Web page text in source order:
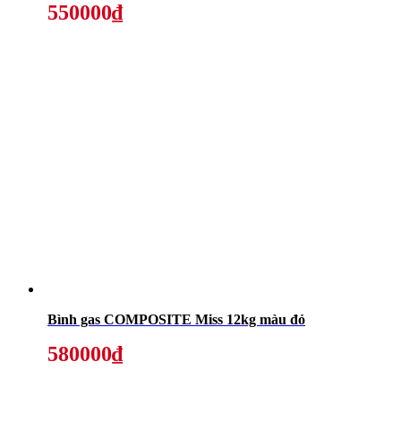
550000₫
Bình gas COMPOSITE Miss 12kg màu đỏ
580000₫